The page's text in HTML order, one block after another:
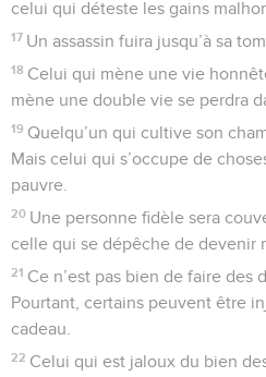
celui qui déteste les gains
17 Un assassin fuira jusqu’à sa
18 Celui qui mène une vie
mène une double vie se perdra
19 Quelqu’un qui cultive son
Mais celui qui s’occupe de
pauvre.
20 Une personne fidèle sera
celle qui se dépêche de devenir
21 Ce n’est pas bien de faire des
Pourtant, certains peuvent être
cadeau.
22 Celui qui est jaloux du bien